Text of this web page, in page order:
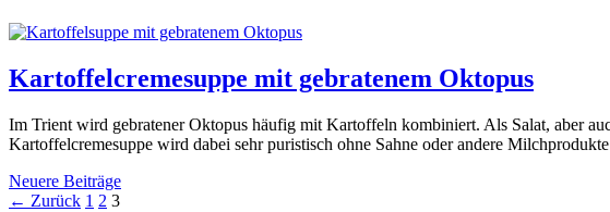
Kartoffelcremesuppe mit gebratenem Oktopus
Im Trient wird gebratener Oktopus häufig mit Kartoffeln kombiniert. Als Salat, aber
Kartoffelcremesuppe wird dabei sehr puristisch ohne Sahne oder andere
Neuere Beiträge
← Zurück Seite
1 Seite
2 Seite
3